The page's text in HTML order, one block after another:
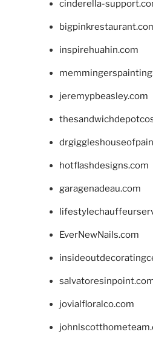
cinderella-
inspirehuahin.com
jeremypbeasley.com
hotflashdesigns.com
garagenadeau.com
EverNewNails.com
jovialfloralco.com